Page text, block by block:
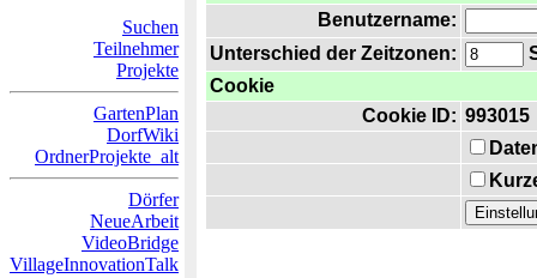
Suchen
Teilnehmer
Projekte
GartenPlan
DorfWiki
OrdnerProjekte_alt
Dörfer
NeueArbeit
VideoBridge
VillageInnovationTalk
Benutzername:
Unterschied der Zeitzonen:
Cookie
Cookie ID: 993015